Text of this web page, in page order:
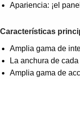
Apariencia: ¡el
Características
Amplia gama de
La anchura de
Amplia gama de